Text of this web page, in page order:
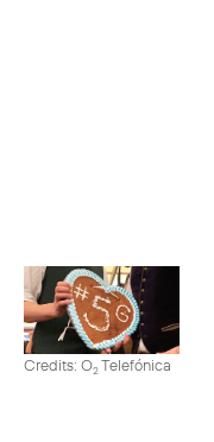
Credits: O2Telefónica